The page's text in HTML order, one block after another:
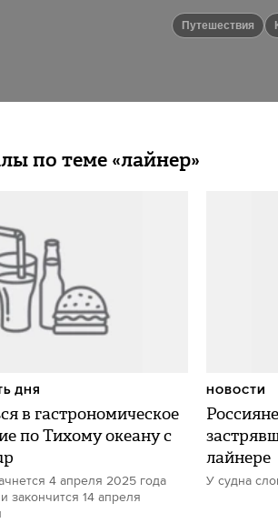
путешествия
по теме «лайнер»
в гастрономическое
по Тихому океану с
4 апреля 2025 года
закончится 14 апреля
ДНЯ
лайнере
У судна
НОВОСТИ